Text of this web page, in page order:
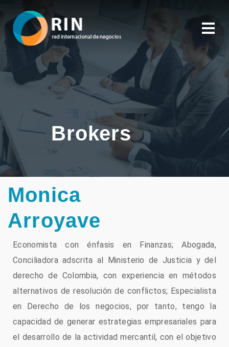
Brokers
Monica
Arroyave
Economista con énfasis en Finanzas; Abogada,
Conciliadora adscrita al Ministerio de Justicia y del
derecho de Colombia, con experiencia en métodos
alternativos de resolución de conflictos; Especialista
en Derecho de los negocios, por tanto, tengo la
capacidad de generar estrategias empresariales para
el desarrollo de la actividad mercantil, con el objetivo